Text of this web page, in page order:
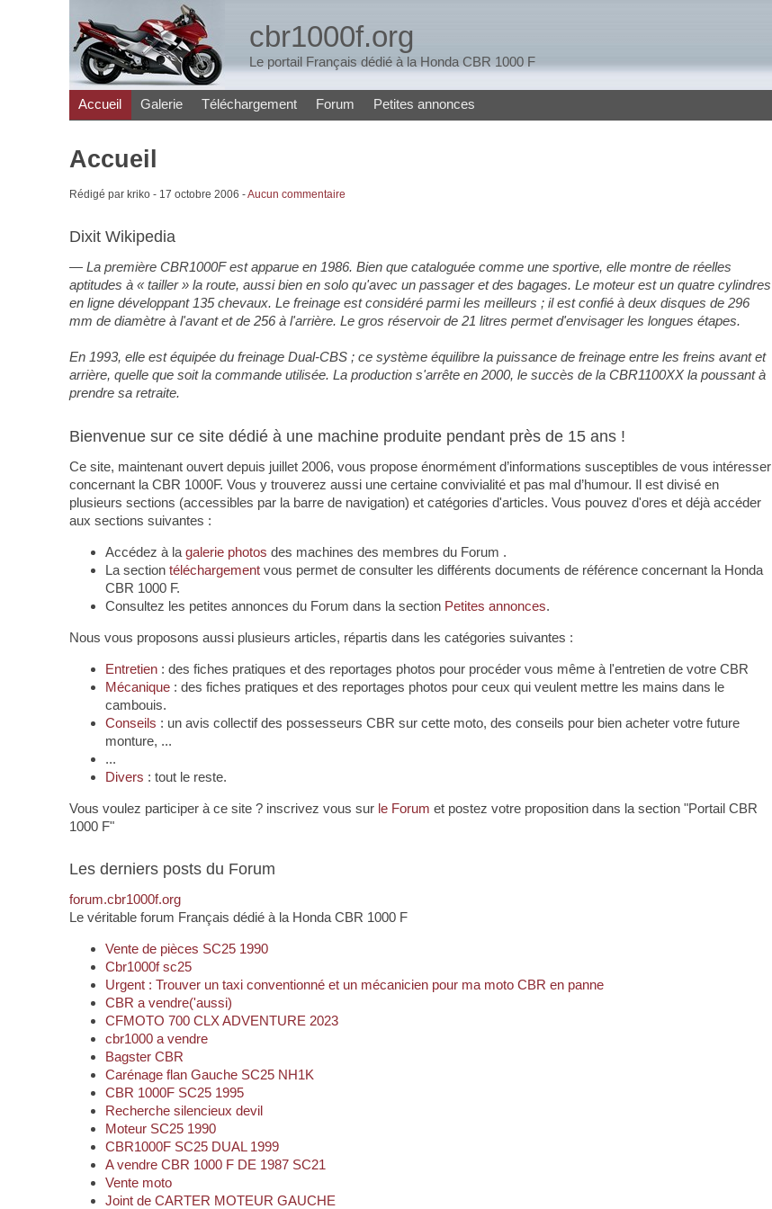
cbr1000f.org
Le portail Français dédié à la Honda CBR 1000 F
Accueil Galerie Téléchargement Forum Petites annonces
Accueil
Rédigé par kriko - 17 octobre 2006 -Aucun commentaire
Dixit Wikipedia
La première CBR1000F est apparue en 1986. Bien que cataloguée comme une sportive, elle montre de réelles
aptitudes à « tailler » la route, aussi bien en solo qu'avec un passager et des bagages. Le moteur est un quatre cylindres
en ligne développant 135 chevaux. Le freinage est considéré parmi les meilleurs ; il est confié à deux disques de 296
mm de diamètre à l'avant et de 256 à l'arrière. Le gros réservoir de 21 litres permet d'envisager les longues étapes.
En 1993, elle est équipée du freinage Dual-CBS ; ce système équilibre la puissance de freinage entre les freins avant et
arrière, quelle que soit la commande utilisée. La production s'arrête en 2000, le succès de la CBR1100XX la poussant à
prendre sa retraite.
Bienvenue sur ce site dédié à une machine produite pendant près de 15 ans !
Ce site, maintenant ouvert depuis juillet 2006, vous propose énormément d’informations susceptibles de vous intéresser
concernant la CBR 1000F. Vous y trouverez aussi une certaine convivialité et pas mal d’humour. Il est divisé en
plusieurs sections (accessibles par la barre de navigation) et catégories d'articles. Vous pouvez d'ores et déjà accéder
aux sections suivantes :
Accédez à la galerie photos des machines des membres du Forum .
La section téléchargementvous permet de consulter les différents documents de référence concernant la Honda
CBR 1000 F.
Consultez les petites annonces du Forum dans la section Petites annonces.
Nous vous proposons aussi plusieurs articles, répartis dans les catégories suivantes :
Entretien: des fiches pratiques et des reportages photos pour procéder vous même à l'entretien de votre CBR
Mécanique: des fiches pratiques et des reportages photos pour ceux qui veulent mettre les mains dans le
cambouis.
Conseils : un avis collectif des possesseurs CBR sur cette moto, des conseils pour bien acheter votre future
monture, ...
...
Divers : tout le reste.
Vous voulez participer à ce site ? inscrivez vous sur le Forum et postez votre proposition dans la section "Portail CBR
1000 F"
Les derniers posts du Forum
forum.cbr1000f.org
Le véritable forum Français dédié à la Honda CBR 1000 F
Vente de pièces SC25 1990
Cbr1000f sc25
Urgent : Trouver un taxi conventionné et un mécanicien pour ma moto CBR en panne
CBR a vendre('aussi)
CFMOTO 700 CLX ADVENTURE 2023
cbr1000 a vendre
Bagster CBR
Carénage flan Gauche SC25 NH1K
CBR 1000F SC25 1995
Recherche silencieux devil
Moteur SC25 1990
CBR1000F SC25 DUAL 1999
A vendre CBR 1000 F DE 1987 SC21
Vente moto
Joint de CARTER MOTEUR GAUCHE